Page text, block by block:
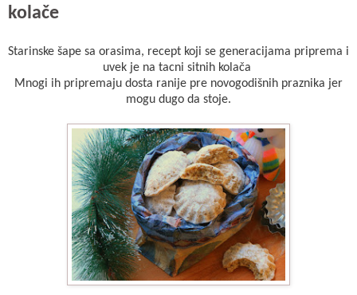
kolače
Starinske šape sa orasima, recept koji se generacijama priprema i
uvek je na tacni sitnih kolača
Mnogi ih pripremaju dosta ranije pre novogodišnih praznika jer
mogu dugo da stoje.